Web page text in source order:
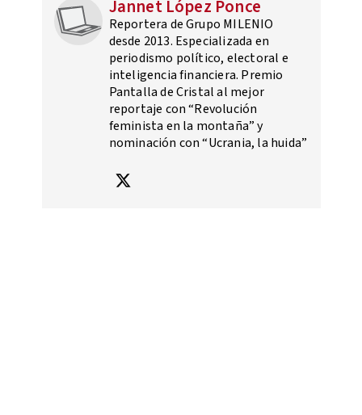
Jannet López Ponce
Reportera de Grupo MILENIO
desde 2013. Especializada en
periodismo político, electoral e
inteligencia financiera. Premio
Pantalla de Cristal al mejor
reportaje con “Revolución
feminista en la montaña” y
nominación con “Ucrania, la huida”